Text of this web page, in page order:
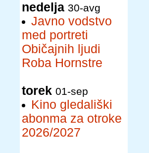
nedelja 30-avg
Javno vodstvo
med portreti
Običajnih ljudi
Roba Hornstre
torek 01-sep
Kino gledališki
abonma za otroke
2026/2027